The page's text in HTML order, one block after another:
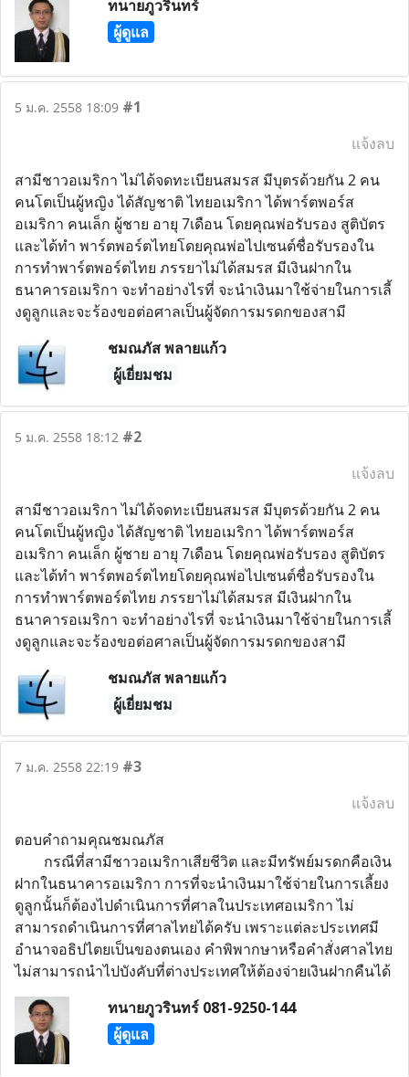
ทนายภูวรินทร์
ผู้ดูแล
5 ม.ค. 2558 18:09 #1
แจ้งลบ
สามีชาวอเมริกา ไม่ได้จดทะเบียนสมรส มีบุตรด้วยกัน 2 คน
คนโตเป็นผู้หญิง ได้สัญชาติ ไทยอเมริกา ได้พาร์ตพอร์ส
อเมริกา คนเล็ก ผู้ชาย อายุ 7เดือน โดยคุณพ่อรับรอง สูติบัตร
และได้ทำ พาร์ตพอร์ตไทยโดยคุณพ่อไปเซนต์ชื่อรับรองใน
การทำพาร์ตพอร์ตไทย ภรรยาไม่ได้สมรส มีเงินฝากใน
ธนาคารอเมริกา จะทำอย่างไรที่ จะนำเงินมาใช้จ่ายในการเลี้
งดูลูกและจะร้องขอต่อศาลเป็นผู้จัดการมรดกของสามี
ชมณภัส พลายแก้ว
ผู้เยี่ยมชม
5 ม.ค. 2558 18:12 #2
แจ้งลบ
สามีชาวอเมริกา ไม่ได้จดทะเบียนสมรส มีบุตรด้วยกัน 2 คน
คนโตเป็นผู้หญิง ได้สัญชาติ ไทยอเมริกา ได้พาร์ตพอร์ส
อเมริกา คนเล็ก ผู้ชาย อายุ 7เดือน โดยคุณพ่อรับรอง สูติบัตร
และได้ทำ พาร์ตพอร์ตไทยโดยคุณพ่อไปเซนต์ชื่อรับรองใน
การทำพาร์ตพอร์ตไทย ภรรยาไม่ได้สมรส มีเงินฝากใน
ธนาคารอเมริกา จะทำอย่างไรที่ จะนำเงินมาใช้จ่ายในการเลี้
งดูลูกและจะร้องขอต่อศาลเป็นผู้จัดการมรดกของสามี
ชมณภัส พลายแก้ว
ผู้เยี่ยมชม
7 ม.ค. 2558 22:19 #3
แจ้งลบ
ตอบคำถามคุณชมณภัส
กรณีที่สามีชาวอเมริกาเสียชีวิต และมีทรัพย์มรดกคือเงิน
ฝากในธนาคารอเมริกา การที่จะนำเงินมาใช้จ่ายในการเลี้ยง
ดูลูกนั้นก็ต้องไปดำเนินการที่ศาลในประเทศอเมริกา ไม่
สามารถดำเนินการที่ศาลไทยได้ครับ เพราะแต่ละประเทศมี
อำนาจอธิปไตยเป็นของตนเอง คำพิพากษาหรือคำสั่งศาลไทย
ไม่สามารถนำไปบังคับที่ต่างประเทศให้ต้องจ่ายเงินฝากคืนได้
ทนายภูวรินทร์ 081-9250-144
ผู้ดูแล